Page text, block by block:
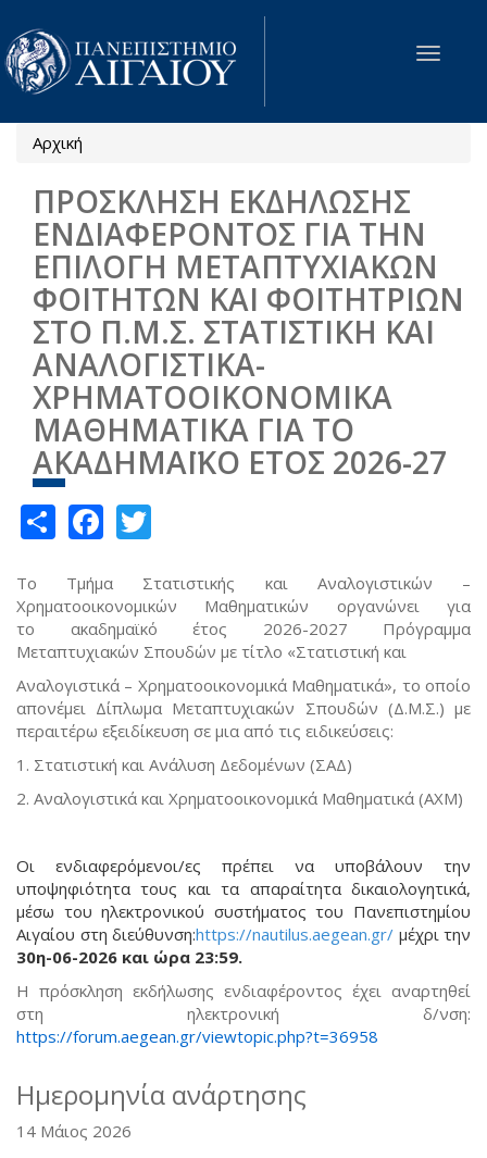
Παράκαμψη προς το κυρίως περιεχόμενο
Toggle
Είστε εδώ
Αρχική
ΠΡΟΣΚΛΗΣΗ ΕΚΔΗΛΩΣΗΣ
ΕΝΔΙΑΦΕΡΟΝΤΟΣ ΓΙΑ ΤΗΝ
ΕΠΙΛΟΓΗ ΜΕΤΑΠΤΥΧΙΑΚΩΝ
ΦΟΙΤΗΤΩΝ ΚΑΙ ΦΟΙΤΗΤΡΙΩΝ
ΣΤΟ Π.Μ.Σ. ΣΤΑΤΙΣΤΙΚΗ ΚΑΙ
ΑΝΑΛΟΓΙΣΤΙΚΑ-
ΧΡΗΜΑΤΟΟΙΚΟΝΟΜΙΚΑ
ΜΑΘΗΜΑΤΙΚΑ ΓΙΑ ΤΟ
ΑΚΑΔΗΜΑΪΚΟ ΕΤΟΣ 2026-27
ShareFacebook
Το Τμήμα Στατιστικής και Αναλογιστικών –
Χρηματοοικονομικών Μαθηματικών οργανώνει για
το ακαδημαϊκό έτος 2026-2027 Πρόγραμμα
Μεταπτυχιακών Σπουδών με τίτλο «Στατιστική και
Αναλογιστικά – Χρηματοοικονομικά Μαθηματικά», το οποίο
απονέμει Δίπλωμα Μεταπτυχιακών Σπουδών (Δ.Μ.Σ.) με
περαιτέρω εξειδίκευση σε μια από τις ειδικεύσεις:
1. Στατιστική και Ανάλυση Δεδομένων (ΣΑΔ)
2. Αναλογιστικά και Χρηματοοικονομικά Μαθηματικά (ΑΧΜ)
Οι ενδιαφερόμενοι/ες πρέπει να υποβάλουν την
υποψηφιότητα τους και τα απαραίτητα δικαιολογητικά,
μέσω του ηλεκτρονικού συστήματος του Πανεπιστημίου
Αιγαίου στη διεύθυνση:https://nautilus.aegean.gr/ μέχρι την
30η-06-2026 και ώρα 23:59.
Η πρόσκληση εκδήλωσης ενδιαφέροντος έχει αναρτηθεί
στη ηλεκτρονική δ/νση:
https://forum.aegean.gr/viewtopic.php?t=36958
Ημερομηνία ανάρτησης
14 Μάιος 2026